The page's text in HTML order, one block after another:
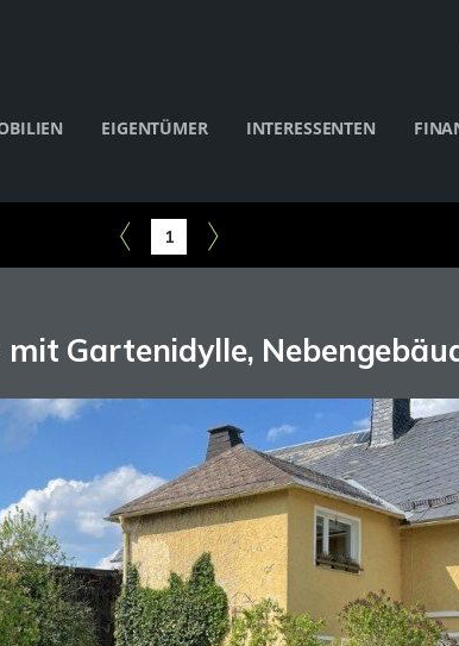
EIGENTÜMER INTERESSENTEN
1
mit Gartenidylle,